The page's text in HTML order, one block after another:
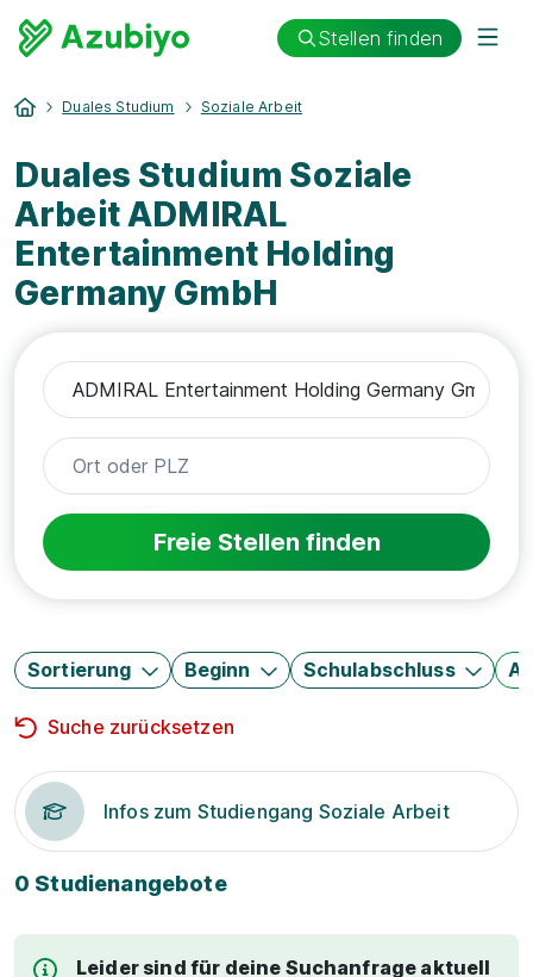
Stellen finden
Duales Studium Soziale Arbeit
Duales Studium Soziale
Arbeit ADMIRAL
Entertainment Holding
Germany GmbH
Freie Stellen finden
Sortierung Beginn Schulabschluss
Suche zurücksetzen
Infos zum Studiengang Soziale Arbeit
0 Studienangebote
Leider sind für deine Suchanfrage aktuell